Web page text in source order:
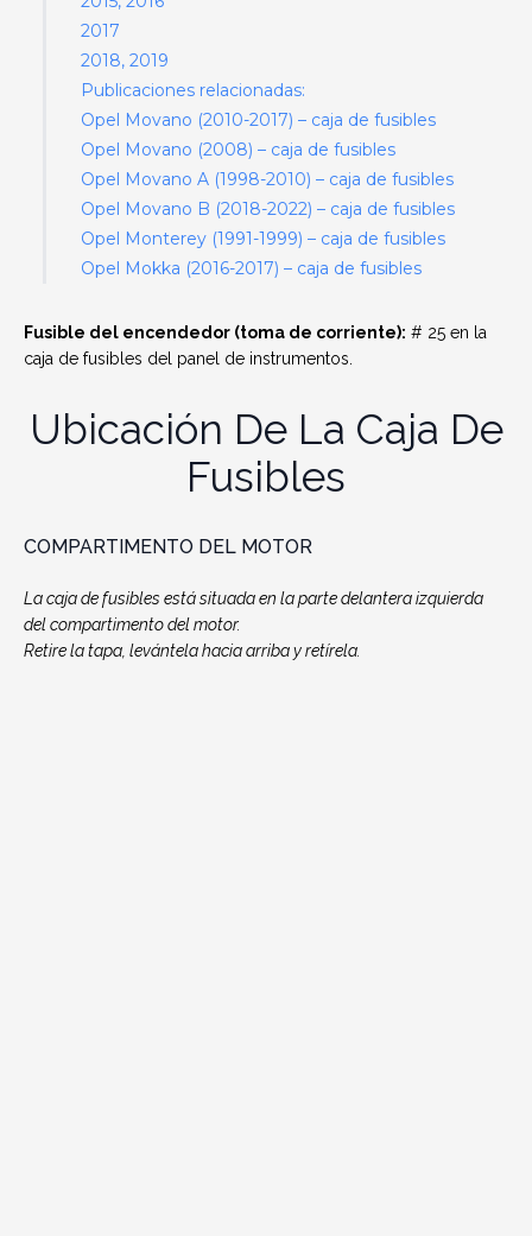
2017
2018, 2019
Publicaciones relacionadas:
Opel Movano (2010-2017) – caja de fusibles
Opel Movano (2008) – caja de fusibles
Opel Movano A (1998-2010) – caja de fusibles
Opel Movano B (2018-2022) – caja de fusibles
Opel Monterey (1991-1999) – caja de fusibles
Opel Mokka (2016-2017) – caja de fusibles
Fusible del encendedor (toma de corriente): # 25 en la
caja de fusibles del panel de instrumentos.
Ubicación De La Caja De
Fusibles
COMPARTIMENTO DEL MOTOR
La caja de fusibles está situada en la parte delantera izquierda
del compartimento del motor.
Retire la tapa, levántela hacia arriba y retírela.